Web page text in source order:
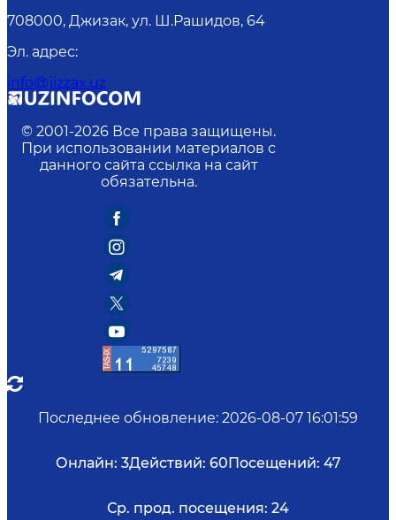
708000, Джизак, ул. Ш.Рашидов, 64
Эл. адрес:
info@jizzax.uz
© 2001-2026 Все права защищены.
При использовании материалов с
данного сайта ссылка на сайт
обязательна.
Последнее обновление: 2026-08-07 16:01:59
Онлайн: 3Действий: 60Посещений: 47
Ср. прод. посещения: 24